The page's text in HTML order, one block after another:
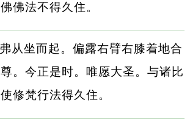
佛法不得久住。
从坐而起。偏露右臂右膝着地合
。今正是时。唯愿大圣。与诸比
修梵行法得久住。